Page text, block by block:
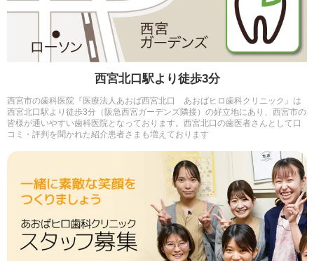
西宮北口駅より徒歩3分
西宮市の歯科医院『医療法人あおば西宮北口 あおばヒロ歯科クリニック』は
西宮北口駅より徒歩3分（阪急西宮ガーデンズ隣接）の好立地にあり、西宮市の
皆様が通いやすい歯科医院となっております。西宮北口の歯医者さんとして口
コミ・評判を聞かれた紹介患者さまも増えております